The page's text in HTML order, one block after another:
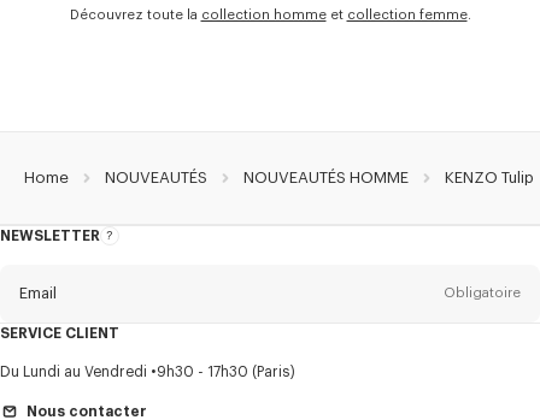
Découvrez toute la collection hommeet collection femme.
Home NOUVEAUTÉS NOUVEAUTÉS HOMME KENZO Tulip
NEWSLETTER
A
Email Obligatoire
Titre Obligatoire
SERVICE CLIENT
Du Lundi au Vendredi 9h30 - 17h30 (Paris)
Nous contacter